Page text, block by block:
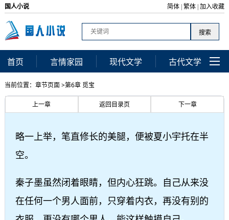
国人小说 简体 |繁体 |加入收藏
首页 言情家园 现代文学 古代文学
当前位置：章节页面 >第6章 觅宝
上一章 返回目录页 下一章
略一上举，笔直修长的美腿，便被夏小宇托在半
空。
秦子墨虽然闭着眼睛，但内心狂跳。自己从来没
在任何一个男人面前，只穿着内衣，再没有别的